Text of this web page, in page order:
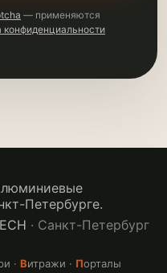
— применяются
конфиденциальности
Петербурге.
· Санкт-Петербург
· Витражи · Порталы